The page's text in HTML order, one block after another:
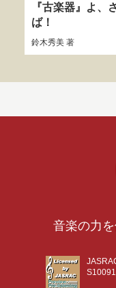
『古楽器』よ、
ば！
鈴木秀美著
音楽の力